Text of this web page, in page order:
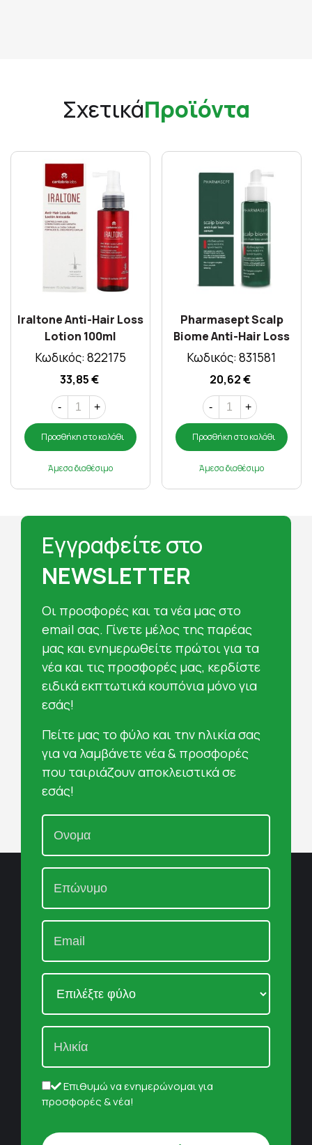
ΣχετικάΠροϊόντα
Iraltone Anti-Hair Loss
Lotion 100ml
Κωδικός: 822175
33,85 €
- +
Προσθήκη στο καλάθι
Άμεσα διαθέσιμο
Pharmasept Scalp
Biome Anti-Hair Loss
Serum 100ml
Κωδικός: 831581
20,62 €
- +
Προσθήκη στο καλάθι
Άμεσα διαθέσιμο
Εγγραφείτε στο
NEWSLETTER
Oι προσφορές και τα νέα μας στο
email σας. Γίνετε μέλος της παρέας
μας και ενημερωθείτε πρώτοι για τα
νέα και τις προσφορές μας, κερδίστε
ειδικά εκπτωτικά κουπόνια μόνο για
εσάς!
Πείτε μας το φύλο και την ηλικία σας
για να λαμβάνετε νέα & προσφορές
που ταιριάζουν αποκλειστικά σε
εσάς!
Επιθυμώ να ενημερώνομαι για
προσφορές & νέα!